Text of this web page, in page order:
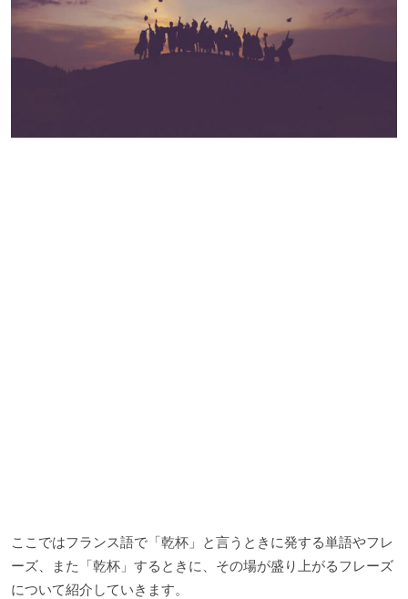
ここではフランス語で「乾杯」と言うときに発する単語やフレ
ーズ、また「乾杯」するときに、その場が盛り上がるフレーズ
について紹介していきます。